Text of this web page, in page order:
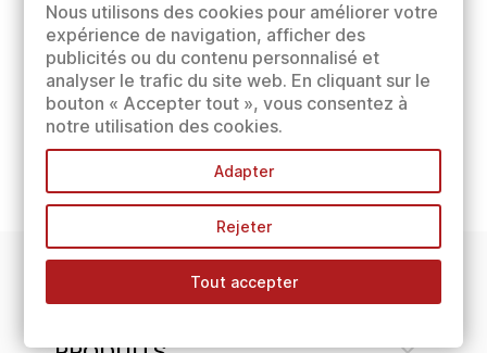
INFORMATIONS
Nous utilisons des cookies pour améliorer votre
expérience de navigation, afficher des
publicités ou du contenu personnalisé et
analyser le trafic du site web. En cliquant sur le
bouton « Accepter tout », vous consentez à
notre utilisation des cookies.
Adapter
Rejeter
Tout accepter